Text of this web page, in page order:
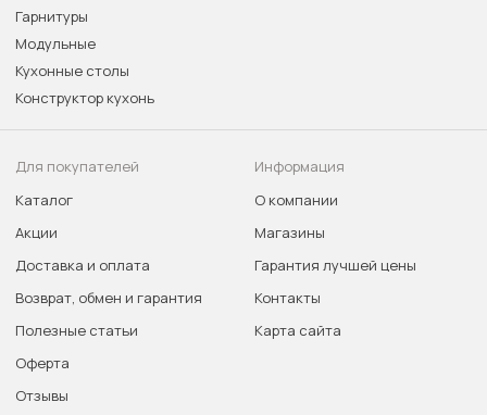
Гарнитуры
Модульные
Кухонные столы
Конструктор кухонь
Для покупателей
Каталог
Акции
Доставка и оплата
Возврат, обмен и гарантия
Полезные статьи
Оферта
Отзывы
Информация
О компании
Магазины
Гарантия лучшей цены
Контакты
Карта сайта